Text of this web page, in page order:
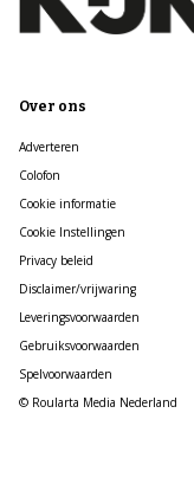
Over ons
Adverteren
Colofon
Cookie informatie
Cookie Instellingen
Privacy beleid
Disclaimer/vrijwaring
Leveringsvoorwaarden
Gebruiksvoorwaarden
Spelvoorwaarden
© Roularta Media Nederland